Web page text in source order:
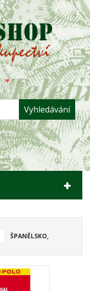
Vyhledávání
ŠPANĚLSKO,